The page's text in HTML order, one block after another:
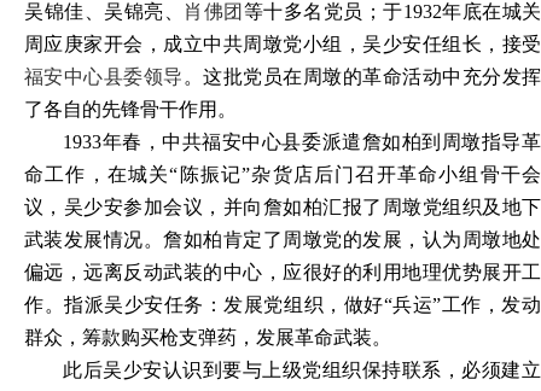
吴锦佳、吴锦亮、
肖佛团 等十多名党员；于1932年底在城关
周应庚家开会，成立中共周墩党小组，吴少安任组长，接受
福安中心县委领导 。这批党员在周墩的革命活动中充分发挥
了各自的先锋骨干作用。
1933年春，中共福安中心县委派遣詹如柏到周墩指导革
命工作，在城关“陈振记”杂货店后门召开革命小组骨干会
议，吴少安参加会议，并向詹如柏汇报了周墩党组织及地下
武装发展情况。詹如柏肯定了周墩党的发展，认为周墩地处
偏远，远离反动武装的中心，应很好的利用地理优势展开工
作。指派吴少安任务：发展党组织，做好“兵运”工作，发动
群众，筹款购买枪支弹药，发展革命武装。
此后吴少安认识到要与上级党组织保持联系，必须建立